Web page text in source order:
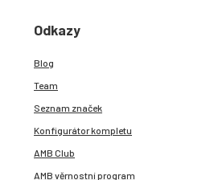
Odkazy
Blog
Team
Seznam značek
Konfigurátor kompletu
AMB Club
AMB věrnostní program